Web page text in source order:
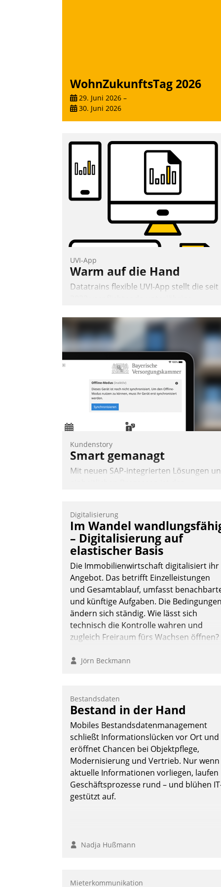
WohnZukunftsTag 2026
29. Juni 2026 –
30. Juni 2026
UVI-App
Warm auf die Hand
Datatrains flexible UVI-App stellt die seit
zuverlässig und leicht bekömmlich
Die monatlichen Mitteilungen zum
Heizungs- und Wasserverbrauch gehen
automatisiert, vollständig und auf
Wunsch über mehrere zuvor festgelegte
Kommunikationswege bei den
Empfängern ein.
Nadja Hußmann
Kundenstory
Smart gemanagt
Mit neuen SAP-integrierten Lösungen
Kapitalanlage für künftige Aufgaben und
Herausforderungen gerüstet.
Nadja Hußmann
Digitalisierung
Im Wandel
– Digitalisierung auf
elastischer Basis
Die Immobilienwirtschaft digitalisiert ihr
Angebot. Das betrifft Einzelleistungen
und Gesamtablauf, umfasst
und künftige Aufgaben. Die Bedingungen
ändern sich ständig. Wie lässt sich
technisch die Kontrolle wahren und
zugleich Freiraum fürs Wachsen öffnen?
Jörn Beckmann
Bestandsdaten
Bestand in der Hand
Mobiles Bestandsdatenmanagement
schließt Informationslücken vor Ort und
eröffnet Chancen bei Objektpflege,
Modernisierung und Vertrieb. Nur wenn
aktuelle Informationen vorliegen, laufen
Geschäftsprozesse rund – und blühen
gestützt auf.
Nadja Hußmann
Mieterkommunikation